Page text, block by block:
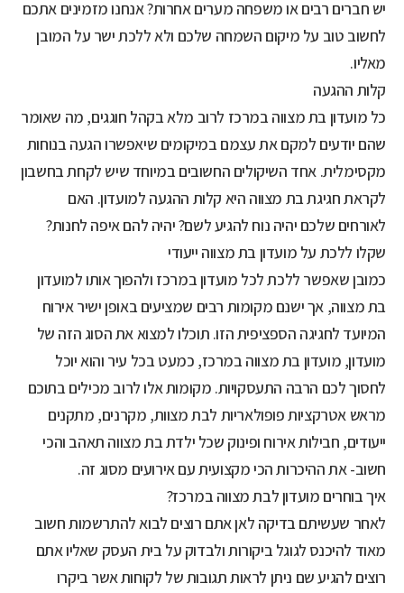
יש חברים רבים או משפחה מערים אחרות? אנחנו מזמינים אתכם
לחשוב טוב על מיקום השמחה שלכם ולא ללכת ישר על המובן
מאליו.
קלות ההגעה
כל מועדון בת מצווה במרכז לרוב מלא בקהל חוגגים, מה שאומר
שהם יודעים למקם את עצמם במיקומים שיאפשרו הגעה בנוחות
מקסימלית. אחד השיקולים החשובים במיוחד שיש לקחת בחשבון
לקראת חגיגת בת מצווה היא קלות ההגעה למועדון. האם
לאורחים שלכם יהיה נוח להגיע לשם? יהיה להם איפה לחנות?
שקלו ללכת על מועדון בת מצווה ייעודי
כמובן שאפשר ללכת לכל מועדון במרכז ולהפוך אותו למועדון
בת מצווה, אך ישנם מקומות רבים שמציעים באופן ישיר אירוח
המיועד לחגיגה הספציפית הזו. תוכלו למצוא את הסוג הזה של
מועדון, מועדון בת מצווה במרכז, כמעט בכל עיר והוא יוכל
לחסוך לכם הרבה התעסקויות. מקומות אלו לרוב מכילים בתוכם
מראש אטרקציות פופולאריות לבת מצוות, מקרנים, מתקנים
ייעודים, חבילות אירוח ופינוק שכל ילדת בת מצווה תאהב והכי
חשוב- את ההיכרות הכי מקצועית עם אירועים מסוג זה.
איך בוחרים מועדון לבת מצווה במרכז?
לאחר שעשיתם בדיקה לאן אתם רוצים לבוא להתרשמות חשוב
מאוד להיכנס לגוגל ביקורות ולבדוק על בית העסק שאליו אתם
רוצים להגיע שם ניתן לראות תגובות של לקוחות אשר ביקרו